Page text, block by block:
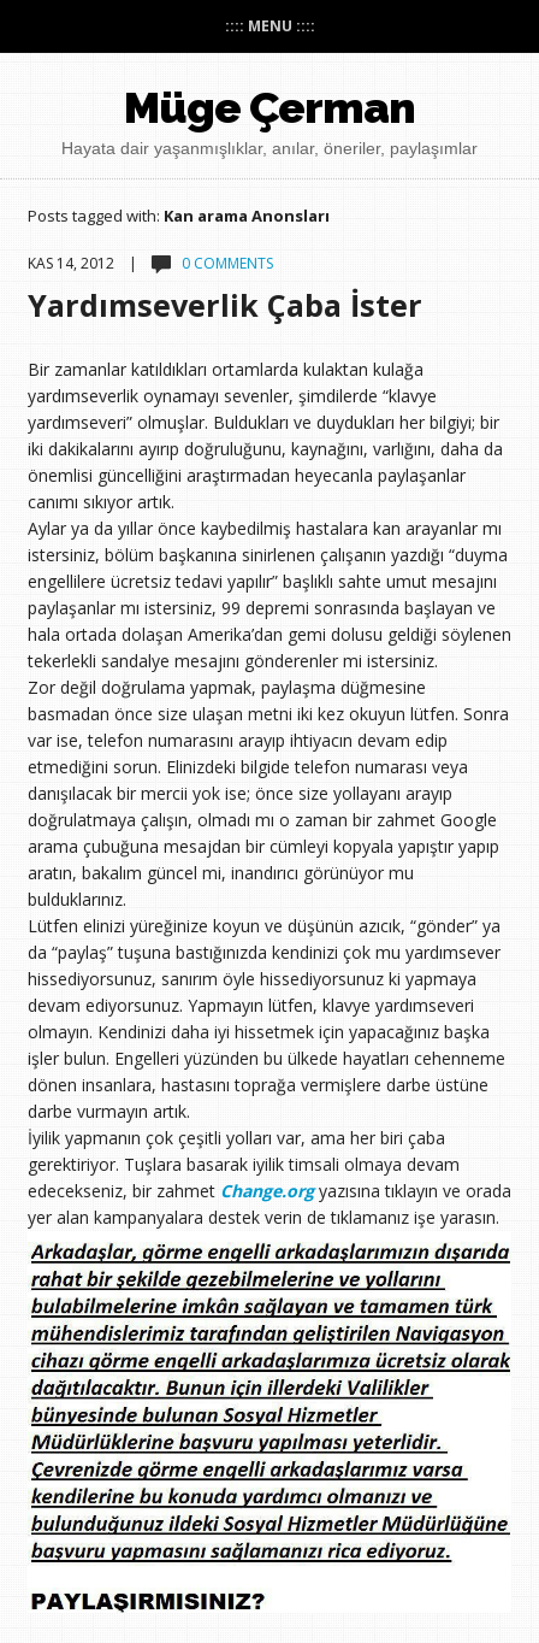
:::: MENU ::::
Müge Çerman
Hayata dair yaşanmışlıklar, anılar, öneriler, paylaşımlar
Posts tagged with: Kan arama Anonsları
KAS 14, 2012 | 0 COMMENTS
Yardımseverlik Çaba İster
Bir zamanlar katıldıkları ortamlarda kulaktan kulağa
yardımseverlik oynamayı sevenler, şimdilerde “klavye
yardımseveri” olmuşlar. Buldukları ve duydukları her bilgiyi; bir
iki dakikalarını ayırıp doğruluğunu, kaynağını, varlığını, daha da
önemlisi güncelliğini araştırmadan heyecanla paylaşanlar
canımı sıkıyor artık.
Aylar ya da yıllar önce kaybedilmiş hastalara kan arayanlar mı
istersiniz, bölüm başkanına sinirlenen çalışanın yazdığı “duyma
engellilere ücretsiz tedavi yapılır” başlıklı sahte umut mesajını
paylaşanlar mı istersiniz, 99 depremi sonrasında başlayan ve
hala ortada dolaşan Amerika’dan gemi dolusu geldiği söylenen
tekerlekli sandalye mesajını gönderenler mi istersiniz.
Zor değil doğrulama yapmak, paylaşma düğmesine
basmadan önce size ulaşan metni iki kez okuyun lütfen. Sonra
var ise, telefon numarasını arayıp ihtiyacın devam edip
etmediğini sorun. Elinizdeki bilgide telefon numarası veya
danışılacak bir mercii yok ise; önce size yollayanı arayıp
doğrulatmaya çalışın, olmadı mı o zaman bir zahmet Google
arama çubuğuna mesajdan bir cümleyi kopyala yapıştır yapıp
aratın, bakalım güncel mi, inandırıcı görünüyor mu
bulduklarınız.
Lütfen elinizi yüreğinize koyun ve düşünün azıcık, “gönder” ya
da “paylaş” tuşuna bastığınızda kendinizi çok mu yardımsever
hissediyorsunuz, sanırım öyle hissediyorsunuz ki yapmaya
devam ediyorsunuz. Yapmayın lütfen, klavye yardımseveri
olmayın. Kendinizi daha iyi hissetmek için yapacağınız başka
işler bulun. Engelleri yüzünden bu ülkede hayatları cehenneme
dönen insanlara, hastasını toprağa vermişlere darbe üstüne
darbe vurmayın artık.
İyilik yapmanın çok çeşitli yolları var, ama her biri çaba
gerektiriyor. Tuşlara basarak iyilik timsali olmaya devam
edecekseniz, bir zahmet Change.orgyazısına tıklayın ve orada
yer alan kampanyalara destek verin de tıklamanız işe yarasın.